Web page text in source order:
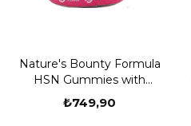
Nature's Bounty Formula
HSN Gummies with
Hyaluronic Acid 60
Çiğnenebilir Form
₺749,90